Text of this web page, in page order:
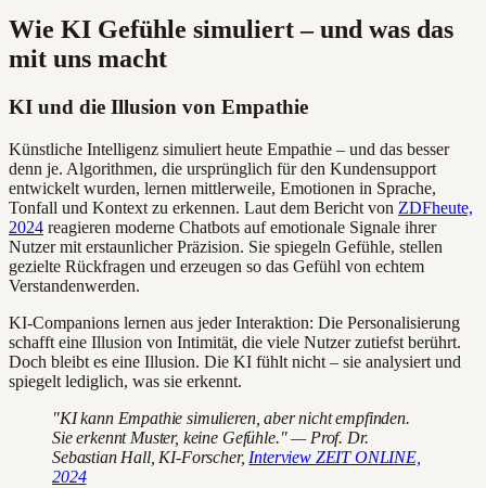
Wie KI Gefühle simuliert – und was das
mit uns macht
KI und die Illusion von Empathie
Künstliche Intelligenz simuliert heute Empathie – und das besser
denn je. Algorithmen, die ursprünglich für den Kundensupport
entwickelt wurden, lernen mittlerweile, Emotionen in Sprache,
Tonfall und Kontext zu erkennen. Laut dem Bericht von ZDFheute,
2024 reagieren moderne Chatbots auf emotionale Signale ihrer
Nutzer mit erstaunlicher Präzision. Sie spiegeln Gefühle, stellen
gezielte Rückfragen und erzeugen so das Gefühl von echtem
Verstandenwerden.
KI-Companions lernen aus jeder Interaktion: Die Personalisierung
schafft eine Illusion von Intimität, die viele Nutzer zutiefst berührt.
Doch bleibt es eine Illusion. Die KI fühlt nicht – sie analysiert und
spiegelt lediglich, was sie erkennt.
"KI kann Empathie simulieren, aber nicht empfinden.
Sie erkennt Muster, keine Gefühle." — Prof. Dr.
Sebastian Hall, KI-Forscher, Interview ZEIT ONLINE,
2024